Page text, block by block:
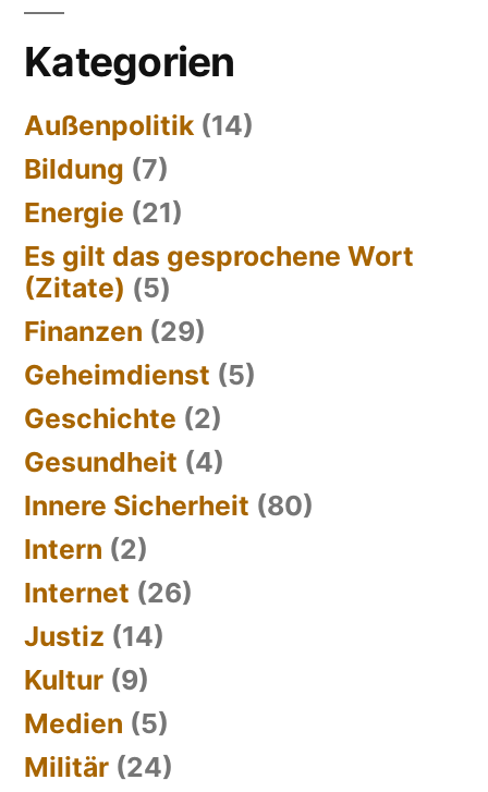
Kategorien
Außenpolitik (14)
Bildung (7)
Energie (21)
Es gilt das gesprochene Wort
(Zitate) (5)
Finanzen (29)
Geheimdienst (5)
Geschichte (2)
Gesundheit (4)
Innere Sicherheit (80)
Intern (2)
Internet (26)
Justiz (14)
Kultur (9)
Medien (5)
Militär (24)